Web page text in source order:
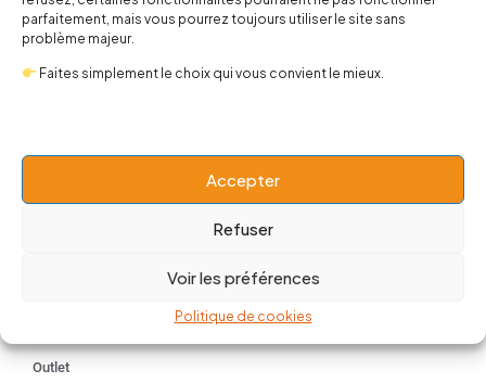
parfaitement, mais vous pourrez toujours utiliser le site sans
problème majeur.
Faites simplement le choix qui vous convient le mieux.
Accepter
Refuser
Voir les préférences
Politique de cookies
Outlet